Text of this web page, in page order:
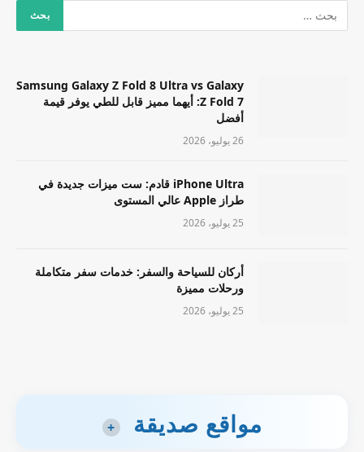
Samsung Galaxy Z Fold 8 Ultra vs Galaxy
Z Fold 7: أيهما مميز قابل للطي يوفر قيمة
أفضل
26 يوليو، 2026
iPhone Ultra قادم: ست ميزات جديدة في
طراز Apple عالي المستوى
25 يوليو، 2026
أركان للسياحة والسفر: خدمات سفر متكاملة
ورحلات مميزة
25 يوليو، 2026
مواقع صديقة +